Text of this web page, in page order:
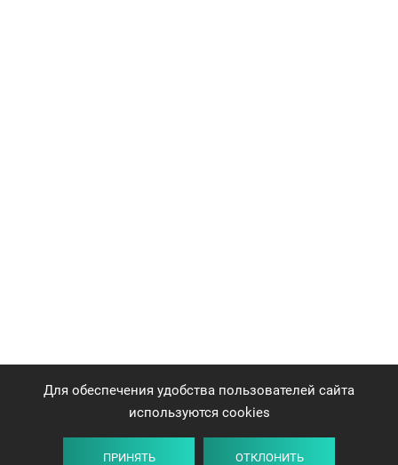
Для обеспечения удобства пользователей сайта
используются cookies
ПРИНЯТЬ ОТКЛОНИТЬ